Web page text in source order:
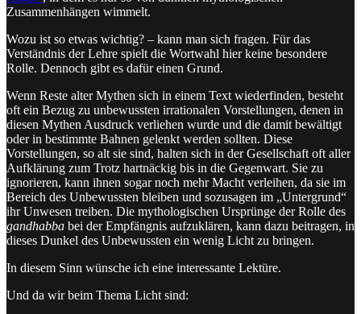
Zusammenhängen wimmelt.
Wozu ist so etwas wichtig? – kann man sich fragen. Für das
Verständnis der Lehre spielt die Wortwahl hier keine besondere
Rolle. Dennoch gibt es dafür einen Grund.
Wenn Reste alter Mythen sich in einem Text wiederfinden, besteht
oft ein Bezug zu unbewussten irrationalen Vorstellungen, denen in
diesen Mythen Ausdruck verliehen wurde und die damit bewältigt
oder in bestimmte Bahnen gelenkt werden sollten. Diese
Vorstellungen, so alt sie sind, halten sich in der Gesellschaft oft aller
Aufklärung zum Trotz hartnäckig bis in die Gegenwart. Sie zu
ignorieren, kann ihnen sogar noch mehr Macht verleihen, da sie im
Bereich des Unbewussten bleiben und sozusagen im „Untergrund“
ihr Unwesen treiben. Die mythologischen Ursprünge der Rolle des
gandhabba bei der Empfängnis aufzuklären, kann dazu beitragen, in
dieses Dunkel des Unbewussten ein wenig Licht zu bringen.
In diesem Sinn wünsche ich eine interessante Lektüre.
Und da wir beim Thema Licht sind: